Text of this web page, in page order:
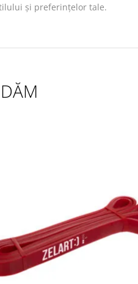
și preferințelor tale.